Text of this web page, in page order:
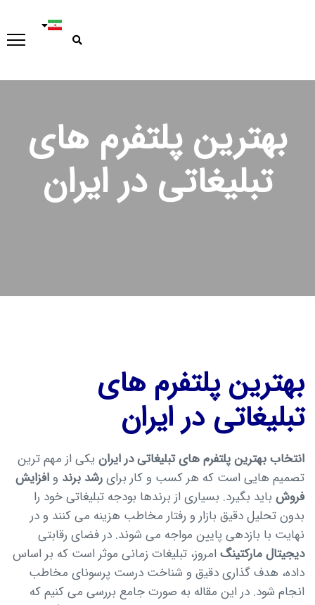
بهترین پلتفرم های
تبلیغاتی در ایران
بهترین پلتفرم های
تبلیغاتی در ایران
انتخاب بهترین پلتفرم های تبلیغاتی در ایران یکی از مهم ترین
تصمیم هایی است که هر کسب و کار برایرشد برند و افزایش
فروش باید بگیرد. بسیاری از برندها بودجه تبلیغاتی خود را
بدون تحلیل دقیق بازار و رفتار مخاطب هزینه می کنند و در
نهایت با بازدهی پایین مواجه می شوند. در فضای رقابتی
دیجیتال مارکتینگ امروز، تبلیغات زمانی موثر است که بر اساس
داده، هدف گذاری دقیق و شناخت درست پرسونای مخاطب
انجام شود. در این مقاله به صورت جامع بررسی می کنیم که